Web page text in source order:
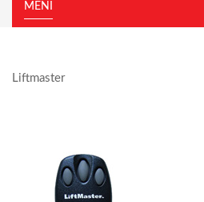
MENI
Liftmaster